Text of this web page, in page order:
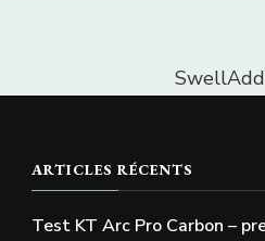
ARTICLES RÉCENTS
Test KT Arc Pro Carbon –